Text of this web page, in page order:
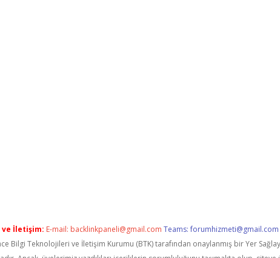
ve İletişim: E-mail: backlinkpaneli@gmail.com Teams:forumhizmeti@gmail.com
Bilgi Teknolojileri ve İletişim Kurumu (BTK) tarafından onaylanmış bir Yer